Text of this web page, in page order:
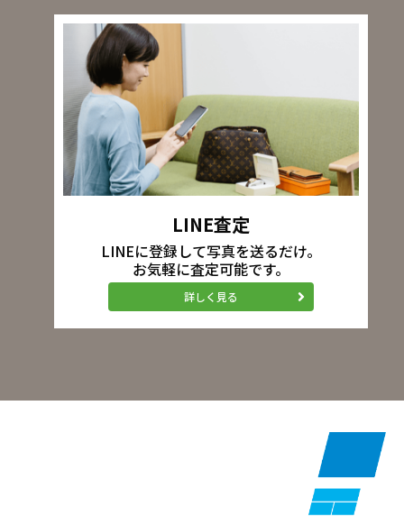
LINE査定
LINEに登録して写真を送るだけ。
お気軽に査定可能です。
詳しく見る